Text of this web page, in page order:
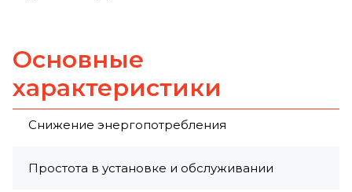
Основные
характеристики
Снижение энергопотребления
Простота в установке и обслуживании